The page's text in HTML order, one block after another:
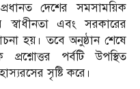
দেশের সমসাময়িক
স্বাধীনতা এবং সরকারের
হয়। তবে অনুষ্ঠান শেষে
পর্বটি উপস্থিত
সৃষ্টি করে।